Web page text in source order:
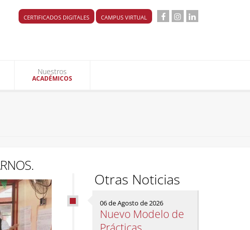
CERTIFICADOS DIGITALES CAMPUS VIRTUAL
Nuestros
ACADÉMICOS
Otras Noticias
06 de Agosto de 2026
Nuevo Modelo de